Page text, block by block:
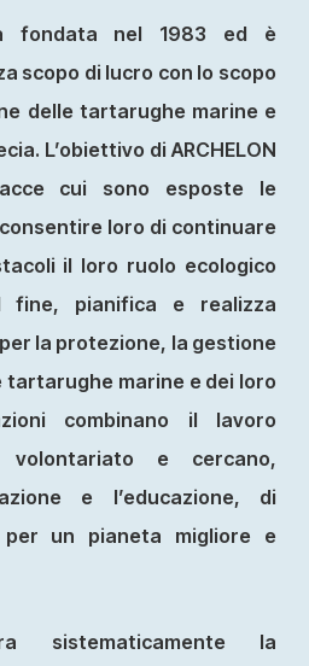
fondata nel 1983 ed è
scopo di lucro con lo scopo
delle tartarughe marine e
L’obiettivo di ARCHELON
cui sono esposte le
loro di continuare
il loro ruolo ecologico
pianifica e realizza
la protezione, la gestione
tartarughe marine e dei loro
combinano il lavoro
e cercano,
e l’educazione, di
un pianeta migliore e
sistematicamente la